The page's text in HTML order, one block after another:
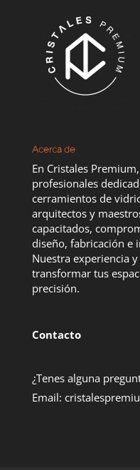
Acerca de
En Cristales
profesionales
cerramientos de
arquitectos y
capacitados,
diseño, fabricación e
Nuestra experiencia
transformar tus
precisión.
Contacto
¿Tenes alguna
Email: